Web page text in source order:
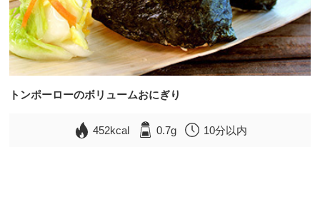
トンポーローのボリュームおにぎり
452kcal 0.7g 10分以内